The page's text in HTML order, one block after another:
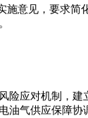
施意见，要求
应对机制，
气供应保障协